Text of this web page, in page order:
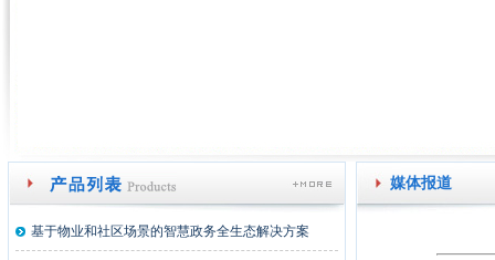
基于物业和社区场景的智慧政务全生态解决方案
媒体报道